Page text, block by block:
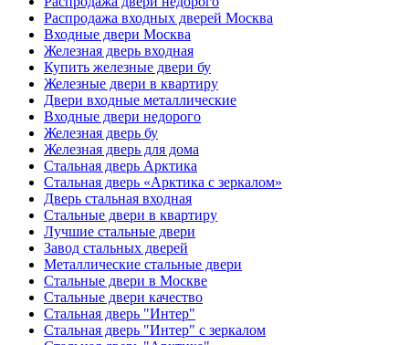
Распродажа входных дверей Москва
Входные двери Москва
Железная дверь входная
Купить железные двери бу
Железные двери в квартиру
Двери входные металлические
Входные двери недорого
Железная дверь бу
Железная дверь для дома
Стальная дверь Арктика
Стальная дверь «Арктика с зеркалом»
Дверь стальная входная
Стальные двери в квартиру
Лучшие стальные двери
Завод стальных дверей
Металлические стальные двери
Стальные двери в Москве
Стальные двери качество
Стальная дверь "Интер"
Стальная дверь "Интер" с зеркалом